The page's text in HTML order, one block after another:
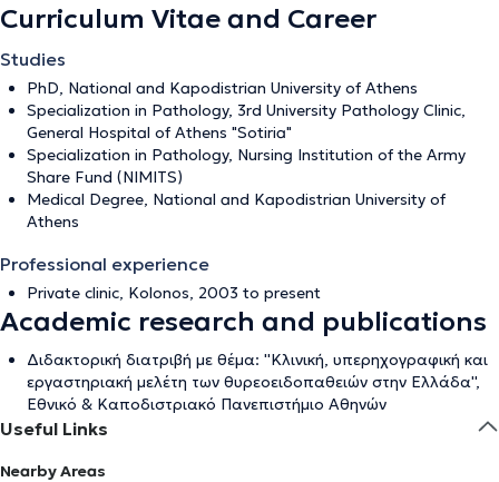
Curriculum Vitae and Career
Studies
PhD, National and Kapodistrian University of Athens
Specialization in Pathology, 3rd University Pathology Clinic,
General Hospital of Athens "Sotiria"
Specialization in Pathology, Nursing Institution of the Army
Share Fund (NIMITS)
Medical Degree, National and Kapodistrian University of
Athens
Professional experience
Private clinic, Kolonos, 2003 to present
Academic research and publications
Διδακτορική διατριβή με θέμα: ''Κλινική, υπερηχογραφική και
εργαστηριακή μελέτη των θυρεοειδοπαθειών στην Ελλάδα'',
Εθνικό & Καποδιστριακό Πανεπιστήμιο Αθηνών
Useful Links
Nearby Areas